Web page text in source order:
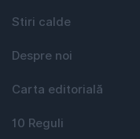
Stiri calde
Despre noi
Carta editorială
10 Reguli